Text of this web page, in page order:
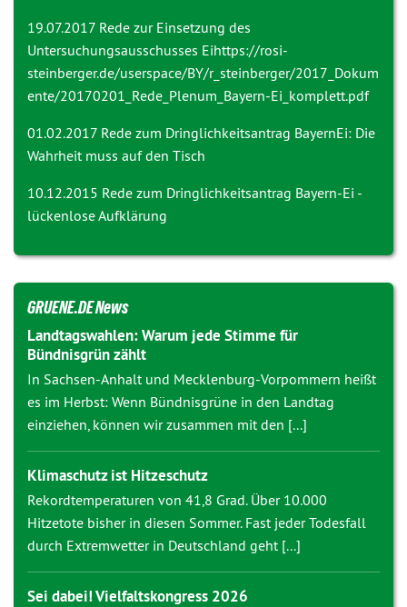
19.07.2017 Rede zur Einsetzung des
Untersuchungsausschusses Eihttps://rosi-
steinberger.de/userspace/BY/r_steinberger/2017_Dokum
ente/20170201_Rede_Plenum_Bayern-Ei_komplett.pdf
01.02.2017 Rede zum Dringlichkeitsantrag BayernEi: Die
Wahrheit muss auf den Tisch
10.12.2015 Rede zum Dringlichkeitsantrag Bayern-Ei -
lückenlose Aufklärung
GRUENE.DE News
Landtagswahlen: Warum jede Stimme für
Bündnisgrün zählt
In Sachsen-Anhalt und Mecklenburg-Vorpommern heißt
es im Herbst: Wenn Bündnisgrüne in den Landtag
einziehen, können wir zusammen mit den [...]
Klimaschutz ist Hitzeschutz
Rekordtemperaturen von 41,8 Grad. Über 10.000
Hitzetote bisher in diesen Sommer. Fast jeder Todesfall
durch Extremwetter in Deutschland geht [...]
Sei dabei! Vielfaltskongress 2026